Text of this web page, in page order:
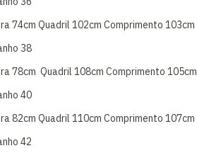
74cm Quadril 102cm Comprimento 103cm
38
78cm Quadril 108cm Comprimento 105cm
40
82cm Quadril 110cm Comprimento 107cm
42